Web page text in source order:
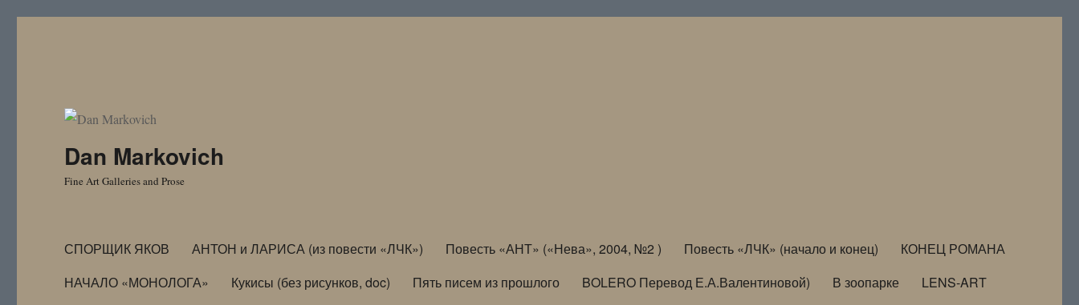
Dan Markovich
Fine Art Galleries and Prose
СПОРЩИК ЯКОВ АНТОН и ЛАРИСА (из повести «ЛЧК») Повесть «АНТ» («Нева», 2004, №2 ) Повесть «ЛЧК» (начало и конец)
КОНЕЦ РОМАНА
НАЧАЛО «МОНОЛОГА»
Кукисы (без рисунков, doc) Пять писем из прошлого BOLERO Перевод Е.А.Валентиновой) В зоопарке
LENS-ART